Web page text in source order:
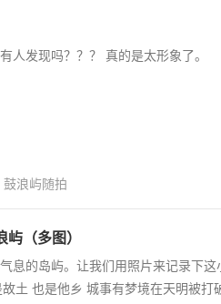
人发现吗？？？ 真的是太形象了。
鼓浪屿随拍
屿（多图）
息的岛屿。让我们用照片来记录下这
土 也是他乡 城事有梦境在天明被打